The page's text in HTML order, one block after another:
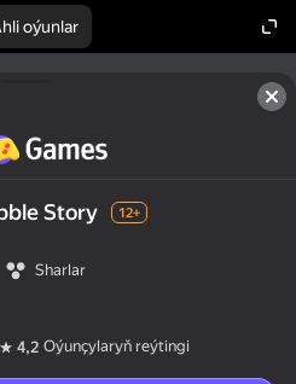
oýunlar
Story 12+
Sharlar
4,2 Oýunçylaryň reýtingi